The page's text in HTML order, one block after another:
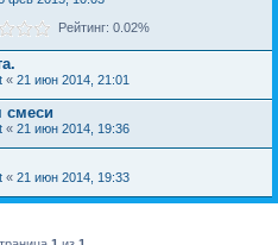
Рейтинг: 0.02%
« 21 июн 2014, 21:01
« 21 июн 2014, 19:36
« 21 июн 2014, 19:33